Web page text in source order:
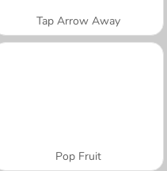
Tap Arrow Away
Pop Fruit